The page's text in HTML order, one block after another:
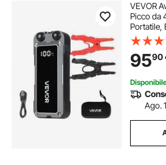
mm auto bussole per
cavalletti auto officina 3
cavalletto officina auto
VEVOR
Picco da
Portatile,
Auto
di
da 700A
9590
Ago.